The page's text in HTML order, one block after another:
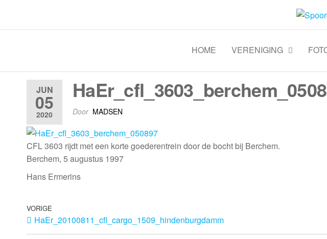
Spoorgroep Luxemburg
HOME VERENIGING
JUN
05
2020 Door MADSEN
CFL 3603 rijdt met een korte goederentrein door de bocht bij Berchem.
Berchem, 5 augustus 1997
Hans Ermerins
VORIGE
HaEr_20100811_cfl_cargo_1509_hindenburgdamm